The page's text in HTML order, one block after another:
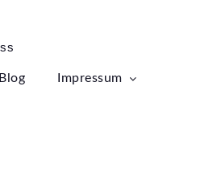
Blog Impressum